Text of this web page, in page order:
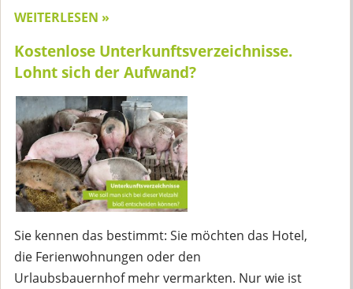
WEITERLESEN »
Kostenlose Unterkunftsverzeichnisse.
Lohnt sich der Aufwand?
Sie kennen das bestimmt: Sie möchten das Hotel,
die Ferienwohnungen oder den
Urlaubsbauernhof mehr vermarkten. Nur wie ist